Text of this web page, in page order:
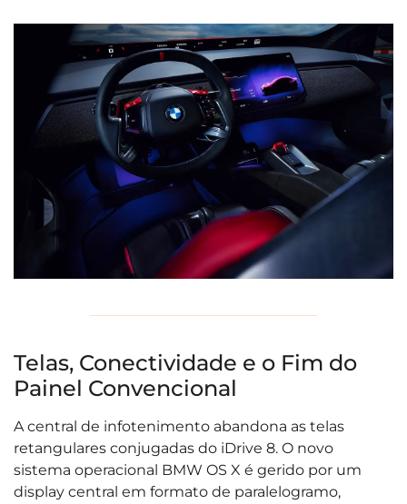
Telas, Conectividade e o Fim do
Painel Convencional
A central de infotenimento abandona as telas
retangulares conjugadas do iDrive 8. O novo
sistema operacional BMW OS X é gerido por um
display central em formato de paralelogramo,